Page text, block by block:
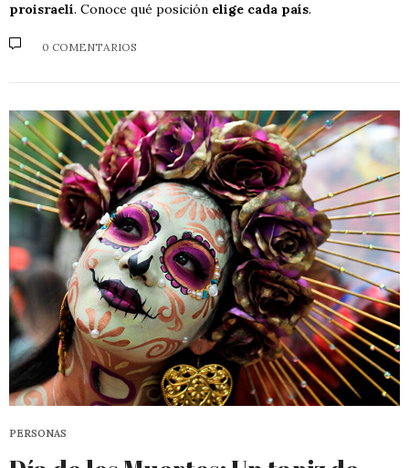
proisraelí. Conoce qué posición elige cada país.
0 COMENTARIOS
PERSONAS